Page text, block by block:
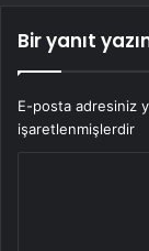
Bir yanıt
E-posta adresiniz
işaretlenmişlerdir